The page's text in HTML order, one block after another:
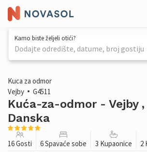
Kamo biste željeli otići?
Dodajte odredište, datume, broj gostiju
1 / 30
Kuca za odmor
Vejby
G4511
Kuća-za-odmor - Vejby ,
Danska
16 Gosti 6 Spavaće sobe 3 Kupaonice 2